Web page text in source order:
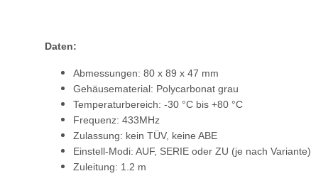
Daten:
Abmessungen: 80 x 89 x 47 mm
Gehäusematerial: Polycarbonat grau
Temperaturbereich: -30 °C bis +80 °C
Frequenz: 433MHz
Zulassung: kein TÜV, keine ABE
Einstell-Modi: AUF, SERIE oder ZU (je nach Variante)
Zuleitung: 1.2 m